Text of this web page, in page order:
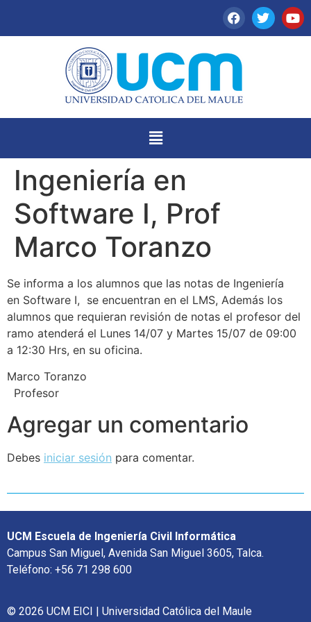
Ingeniería en
Software I, Prof
Marco Toranzo
Se informa a los alumnos que las notas de Ingeniería
en Software I, se encuentran en el LMS, Además los
alumnos que requieran revisión de notas el profesor del
ramo atenderá el Lunes 14/07 y Martes 15/07 de 09:00
a 12:30 Hrs, en su oficina.
Marco Toranzo
Profesor
Agregar un comentario
Debes iniciar sesión para comentar.
UCM Escuela de Ingeniería Civil Informática
Campus San Miguel, Avenida San Miguel 3605, Talca.
Teléfono: +56 71 298 600
© 2026 UCM EICI | Universidad Católica del Maule